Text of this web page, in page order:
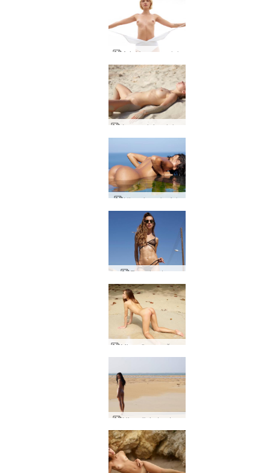
Ariel beyaz melek
Hiromi sıcak ufuk
Rosa tanıtımı
Hiromi'nin tanıtımı